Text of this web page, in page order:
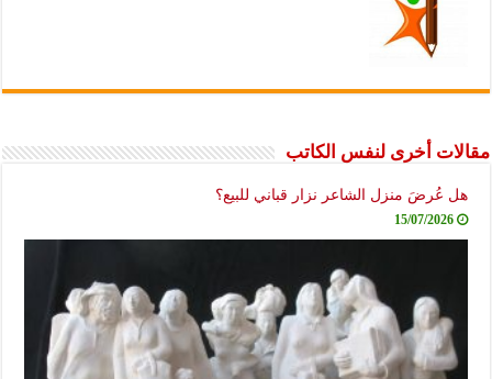
مقالات أخرى لنفس الكاتب
هل عُرضَ منزل الشاعر نزار قباني للبيع؟
15/07/2026